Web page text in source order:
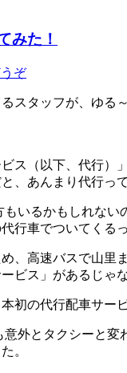
みた！
ぞ
スタッフが、ゆる
ス（以下、代行）
、あんまり代行っ
いるかもしれな
行車でついてくる
、高速バスで山
ビス」があるじゃ
初の代行配車サー
外とタクシーと
。